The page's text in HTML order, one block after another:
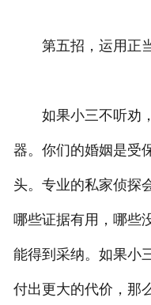
第五招，运用正当
如果小三不听劝，
器。你们的婚姻是受
头。专业的私家侦探
哪些证据有用，哪些
能得到采纳。如果小
付出更大的代价，那